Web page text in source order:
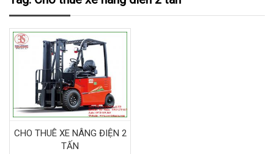
CHO THUÊ XE NÂNG ĐIỆN 2
TẤN